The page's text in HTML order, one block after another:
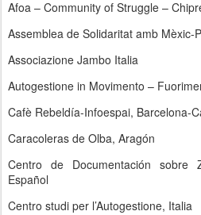
Afoa – Community of Struggle –
Assemblea de Solidaritat amb Mèxic-
Associazione Jambo Italia
Autogestione in Movimento –
Cafè Rebeldía-Infoespai, Barcelona-
Caracoleras de Olba, Aragón
Centro de Documentación sobre
Español
Centro studi per l’Autogestione, Italia